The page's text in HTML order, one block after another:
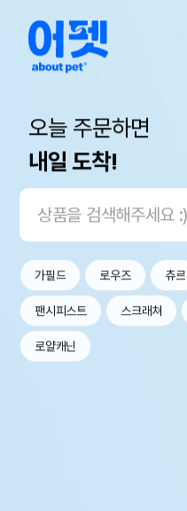
오늘 주문하면
내일 도착!
가필드 로우즈 츄르
팬시피스트 스크래쳐
로얄캐닌